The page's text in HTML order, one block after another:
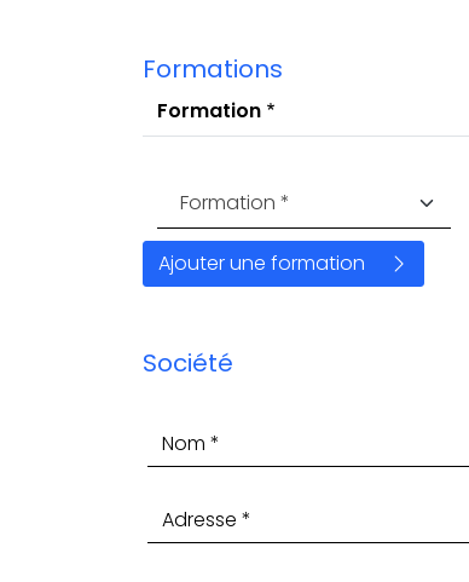
Formations
Formation
Formation *
Société